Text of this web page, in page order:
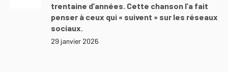
trentaine d’années. Cette chanson l’a fait
penser à ceux qui « suivent » sur les réseaux
sociaux.
29 janvier 2026